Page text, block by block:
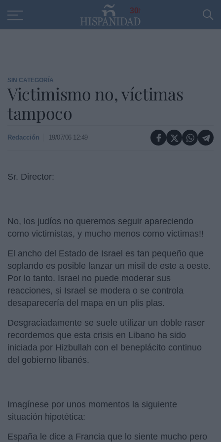
30
SIN CATEGORÍA
Victimismo no, víctimas
tampoco
Redacción 19/07/06 12:49
Sr. Director:
No, los judíos no queremos seguir apareciendo
como victimistas, y mucho menos como victimas!!
El ancho del Estado de Israel es tan pequeño que
soplando es posible lanzar un misil de este a oeste.
Por lo tanto. Israel no puede moderar sus
reacciones, si Israel se modera o se controla
desaparecería del mapa en un plis plas.
Desgraciadamente se suele utilizar un doble raser
recordemos que esta crisis en Libano ha sido
iniciada por Hizbullah con el beneplácito continuo
del gobierno libanés.
Imagínese por unos momentos la siguiente
situación hipotética:
España le dice a Francia que lo siente mucho pero